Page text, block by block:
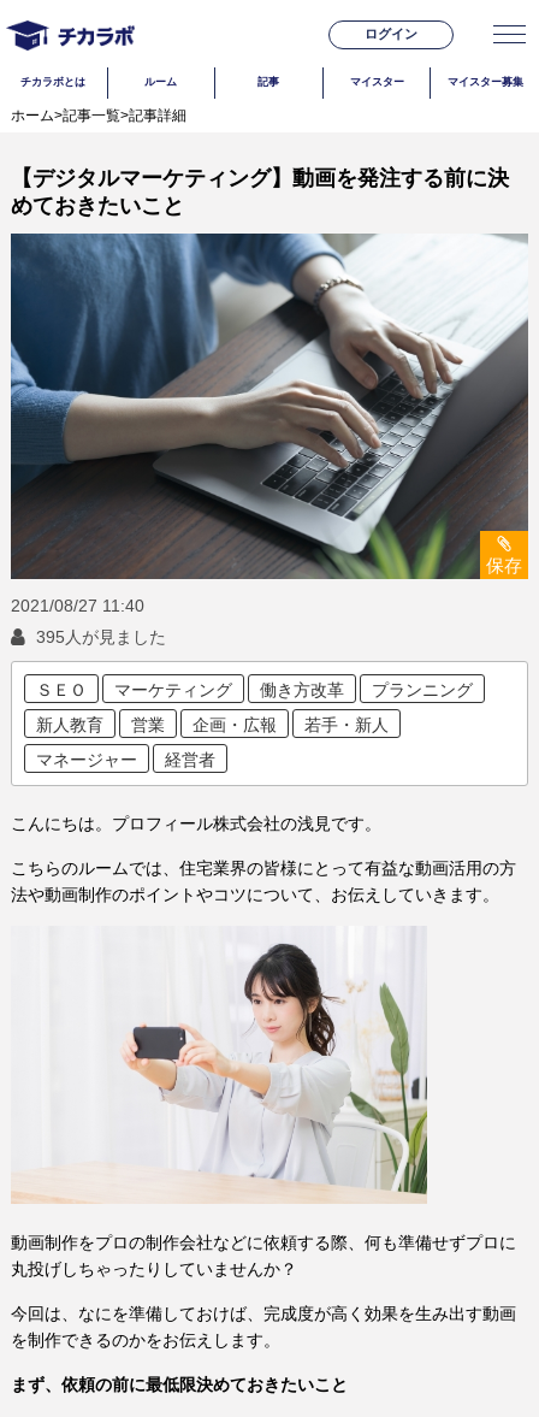
ログイン
チカラボとは ルーム 記事 マイスター マイスター募集
ホーム>記事一覧>記事詳細
【デジタルマーケティング】動画を発注する前に決
めておきたいこと
保存
2021/08/27 11:40
395人が見ました
ＳＥＯ マーケティング 働き方改革
プランニング
新人教育
営業 企画・広報
若手・新人
マネージャー
経営者
こんにちは。プロフィール株式会社の浅見です。
こちらのルームでは、住宅業界の皆様にとって有益な動画活用の方
法や動画制作のポイントやコツについて、お伝えしていきます。
動画制作をプロの制作会社などに依頼する際、何も準備せずプロに
丸投げしちゃったりしていませんか？
今回は、なにを準備しておけば、完成度が高く効果を生み出す動画
を制作できるのかをお伝えします。
まず、依頼の前に最低限決めておきたいこと